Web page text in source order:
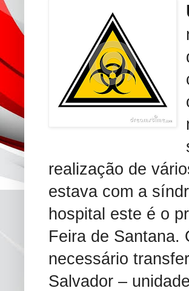
realização de
estava com a
hospital este é o
Feira de Santana.
necessário
Salvador –